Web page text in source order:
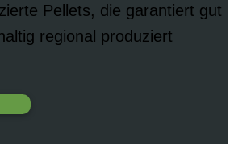
Pellets, die garantiert gut
regional produziert